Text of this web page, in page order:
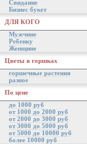
Свидание
Бизнес букет
ДЛЯ КОГО
Мужчине
Ребенку
Женщине
Цветы в горшках
горшечные растения
разное
По цене
до 1000 руб
от 1000 до 2000 руб
от 2000 до 3000 руб
от 3000 до 5000 руб
от 5000 до 10000 руб
более 10000 руб